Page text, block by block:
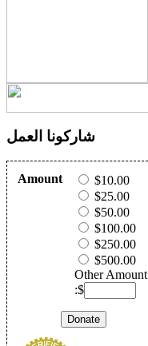
شاركونا العمل
Amount
$10.00
$25.00
$50.00
$100.00
$250.00
$500.00
Other Amount
:$